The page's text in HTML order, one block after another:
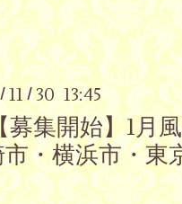
11/30 13:45
集開始】1月
・横浜市・東